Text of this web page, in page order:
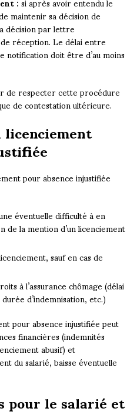
maintenir sa décision de
décision par lettre
réception. Le délai entre
doit être d’au moins
de respecter cette procédure
de contestation ultérieure.
pour absence injustifiée
éventuelle difficulté à en
la mention d’un licenciement
sauf en cas de
à l’assurance chômage (délai
d’indemnisation, etc.)
pour absence injustifiée peut
financières (indemnités
abusif) et
du salarié, baisse éventuelle
pour le salarié et